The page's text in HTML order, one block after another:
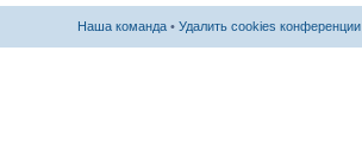
Наша команда • Удалить cookies конференции